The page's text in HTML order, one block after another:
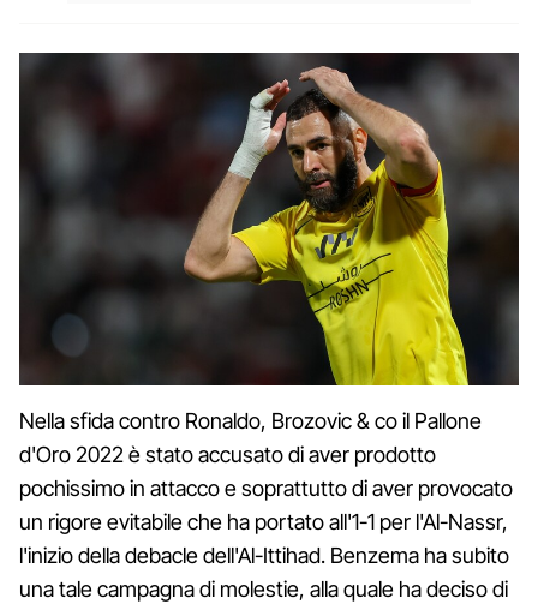
Nella sfida contro Ronaldo, Brozovic & co il Pallone
d'Oro 2022 è stato accusato di aver prodotto
pochissimo in attacco e soprattutto di aver provocato
un rigore evitabile che ha portato all'1-1 per l'Al-Nassr,
l'inizio della debacle dell'Al-Ittihad. Benzema ha subito
una tale campagna di molestie, alla quale ha deciso di